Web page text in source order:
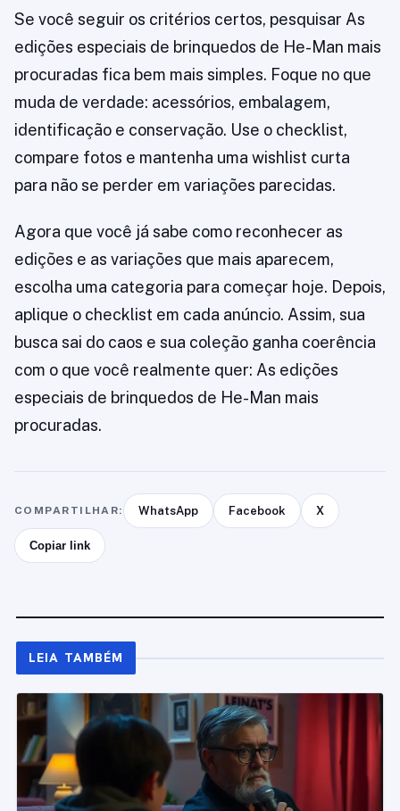
Se você seguir os critérios certos, pesquisar As
edições especiais de brinquedos de He-Man mais
procuradas fica bem mais simples. Foque no que
muda de verdade: acessórios, embalagem,
identificação e conservação. Use o checklist,
compare fotos e mantenha uma wishlist curta
para não se perder em variações parecidas.
Agora que você já sabe como reconhecer as
edições e as variações que mais aparecem,
escolha uma categoria para começar hoje. Depois,
aplique o checklist em cada anúncio. Assim, sua
busca sai do caos e sua coleção ganha coerência
com o que você realmente quer: As edições
especiais de brinquedos de He-Man mais
procuradas.
COMPARTILHAR: WhatsApp Facebook X
Copiar link
LEIA TAMBÉM